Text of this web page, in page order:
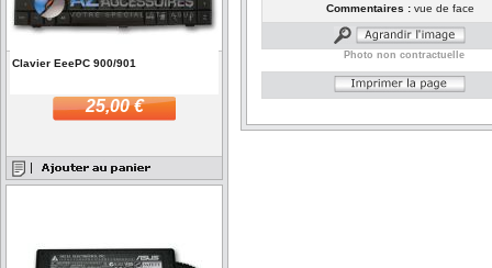
Clavier EeePC 900/901
25,00 €
Commentaires :vue de face
Photo non contractuelle